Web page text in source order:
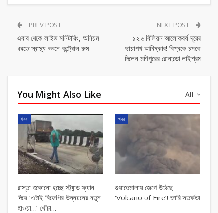
PREV POST
এবার থেকে লাইভ মনিটারিং, অনিয়ম
ধরতে স্বাস্থ্য ভবনে কন্ট্রোল রুম
NEXT POST
১২.৬ বিলিয়ন আলোকবর্ষ দূরের
ছায়াপথ আবিষ্কার! বিশ্বকে চমকে
দিলেন মণিপুরের রোনাল্ডো লাইশ্রম
All
You Might Also Like
খবর
রাস্তা শুকোনো হচ্ছে স্ট্যান্ড ফ্যান
দিয়ে ‘এটাই বিজেপির উন্নয়নের নতুন
হাওয়া…’ খোঁচা…
খবর
গুয়াতেমালায় জেগে উঠেছে
‘Volcano of Fire’! জারি সতর্কতা